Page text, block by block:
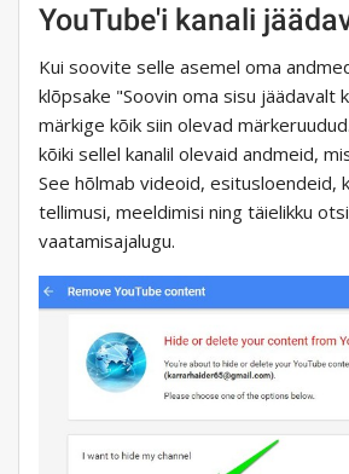
YouTube'i kanali
Kui soovite selle asemel oma
klõpsake "Soovin oma sisu jäädavalt
märkige kõik siin olevad
kõiki sellel kanalil olevaid andmeid,
See hõlmab videoid, esitusloendeid,
tellimusi, meeldimisi ning täielikku
vaatamisajalugu.